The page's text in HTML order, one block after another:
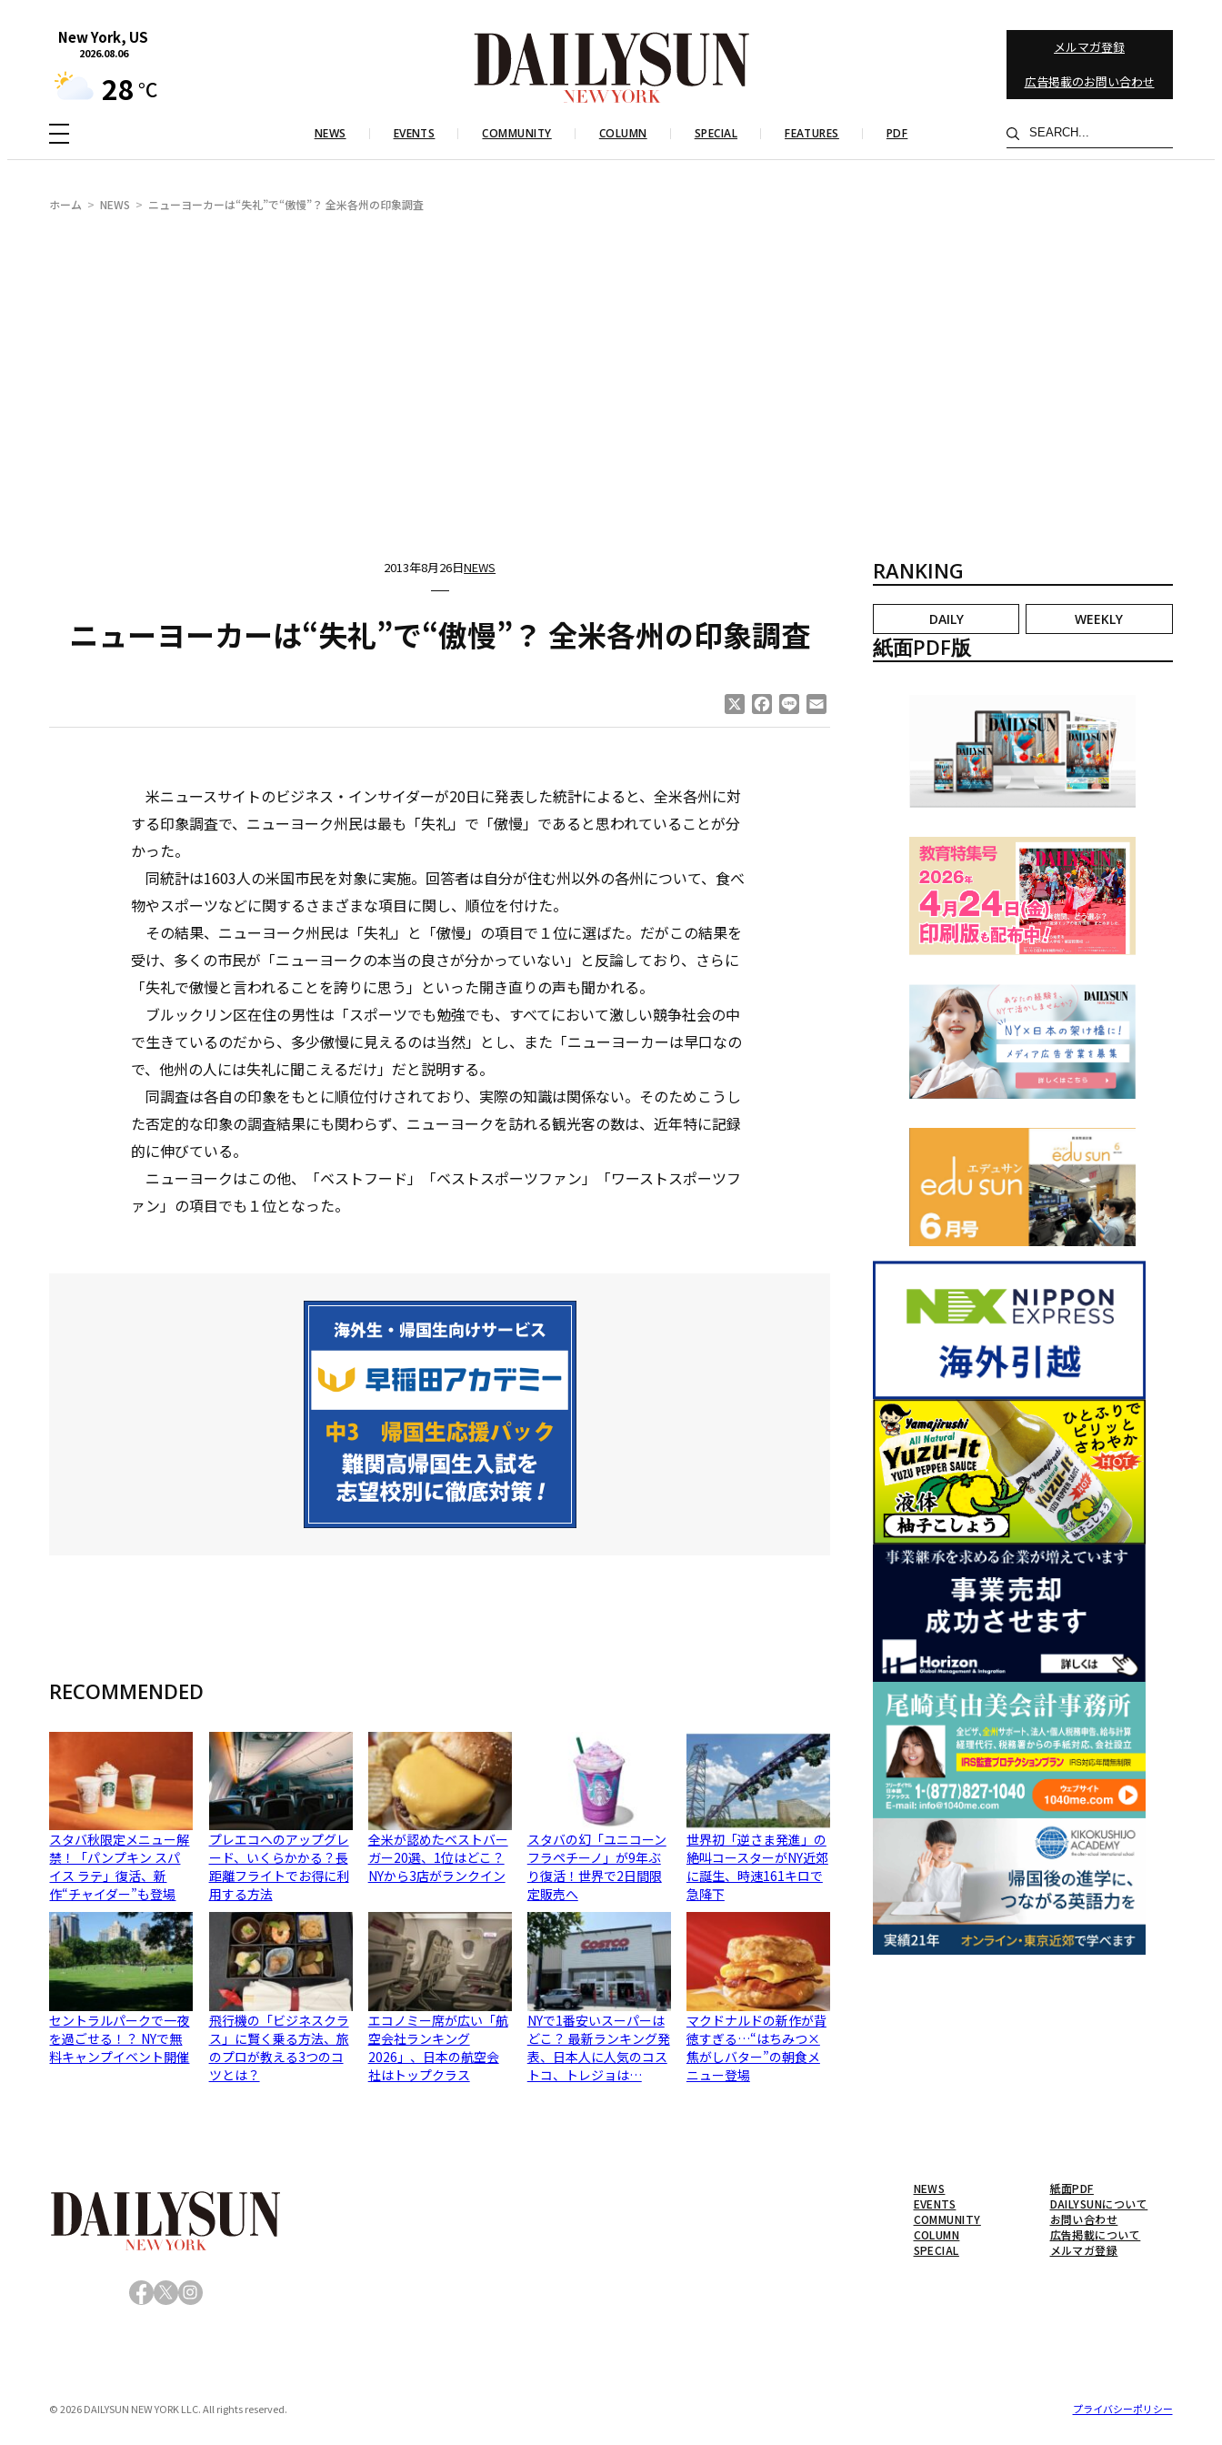
New York, US
2026.08.06
28 °C
メルマガ登録
広告掲載のお問い合わせ
NEWS EVENTS COMMUNITY COLUMN SPECIAL FEATURES PDF
検
索
ホーム NEWS ニューヨーカーは“失礼”で“傲慢”？ 全米各州の印象調査
2013年8月26日NEWS
ニューヨーカーは“失礼”で“傲慢”？ 全米各州の印象調査
Facebook
Line
米ニュースサイトのビジネス・インサイダーが20日に発表した統計によると、全米各州に対
する印象調査で、ニューヨーク州民は最も「失礼」で「傲慢」であると思われていることが分
かった。
同統計は1603人の米国市民を対象に実施。回答者は自分が住む州以外の各州について、食べ
物やスポーツなどに関するさまざまな項目に関し、順位を付けた。
その結果、ニューヨーク州民は「失礼」と「傲慢」の項目で１位に選ばた。だがこの結果を
受け、多くの市民が「ニューヨークの本当の良さが分かっていない」と反論しており、さらに
「失礼で傲慢と言われることを誇りに思う」といった開き直りの声も聞かれる。
ブルックリン区在住の男性は「スポーツでも勉強でも、すべてにおいて激しい競争社会の中
で生きているのだから、多少傲慢に見えるのは当然」とし、また「ニューヨーカーは早口なの
で、他州の人には失礼に聞こえるだけ」だと説明する。
同調査は各自の印象をもとに順位付けされており、実際の知識は関係ない。そのためこうし
た否定的な印象の調査結果にも関わらず、ニューヨークを訪れる観光客の数は、近年特に記録
的に伸びている。
ニューヨークはこの他、「ベストフード」「ベストスポーツファン」「ワーストスポーツフ
ァン」の項目でも１位となった。
RECOMMENDED
スタバ秋限定メニュー解
禁！「パンプキン スパ
イス ラテ」復活、新
作“チャイダー”も登場
プレエコへのアップグレ
ード、いくらかかる？長
距離フライトでお得に利
用する方法
全米が認めたベストバー
ガー20選、1位はどこ？
NYから3店がランクイン
スタバの幻「ユニコーン
フラペチーノ」が9年ぶ
り復活！世界で2日間限
定販売へ
世界初「逆さま発進」の
絶叫コースターがNY近郊
に誕生、時速161キロで
急降下
セントラルパークで一夜
を過ごせる！？ NYで無
料キャンプイベント開催
飛行機の「ビジネスクラ
ス」に賢く乗る方法、旅
のプロが教える3つのコ
ツとは？
エコノミー席が広い「航
空会社ランキング
2026」、日本の航空会
社はトップクラス
NYで1番安いスーパーは
どこ？ 最新ランキング発
表、日本人に人気のコス
トコ、トレジョは…
マクドナルドの新作が背
徳すぎる…“はちみつ×
焦がしバター”の朝食メ
ニュー登場
RANKING
DAILY WEEKLY
紙面PDF版
Facebook
X Instagram
NEWS
EVENTS
COMMUNITY
COLUMN
SPECIAL
紙面PDF
DAILYSUNについて
お問い合わせ
広告掲載について
メルマガ登録
© 2026 DAILYSUN NEW YORK LLC. All rights reserved. プライバシーポリシー